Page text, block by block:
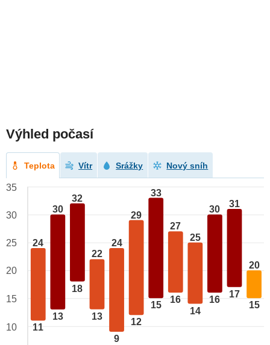
Výhled počasí
Teplota Vítr Srážky Nový sníh
24
11
30
13
32
18
22
13
24
9
29
12
33
15
27
16
25
14
30
16
31
17
20
15
35
30
25
20
15
10